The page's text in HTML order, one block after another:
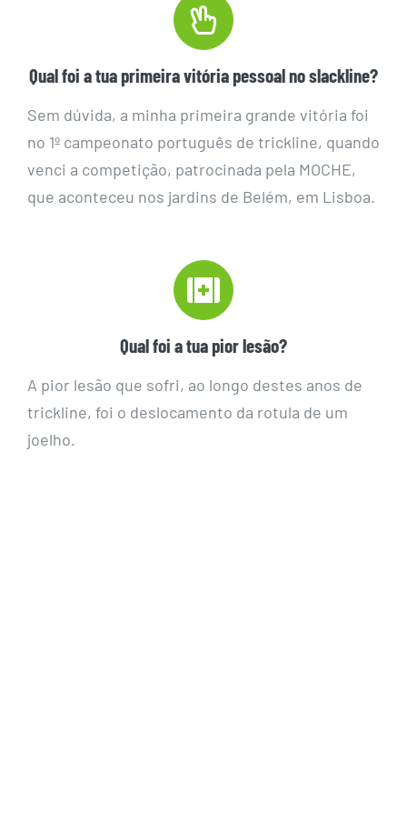
Qual foi a tua primeira vitória pessoal no slackline?
Sem dúvida, a minha primeira grande vitória foi
no 1º campeonato português de trickline, quando
venci a competição, patrocinada pela MOCHE,
que aconteceu nos jardins de Belém, em Lisboa.
Qual foi a tua pior lesão?
A pior lesão que sofri, ao longo destes anos de
trickline, foi o deslocamento da rotula de um
joelho.